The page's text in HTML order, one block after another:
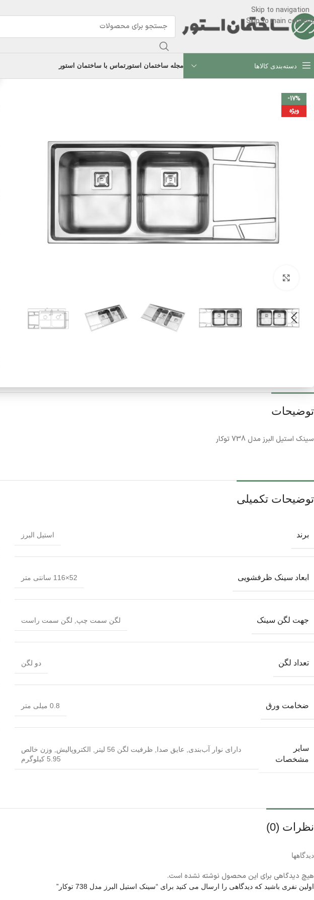
Skip to navigation
Skip to main content
دسته‌بندی کالاها مجله ساختمان استور تماس با ساختمان استور
-17%
ویژه
توضیحات
سینک استیل البرز مدل 738 توکار
توضیحات تکمیلی
برند استیل البرز
ابعاد سینک ظرفشویی 52×116 سانتی متر
جهت لگن سینک لگن سمت چپ, لگن سمت راست
تعداد لگن دو لگن
ضخامت ورق 0.8 میلی متر
سایر
مشخصات
دارای نوار آب‌بندی عایق صدا ظرفیت لگن 56 لیتر الکتروپالیش
وزن خالص
5.95 کیلوگرم
نظرات (0)
دیدگاهها
هیچ دیدگاهی برای این محصول نوشته نشده است.
اولین نفری باشید که دیدگاهی را ارسال می کنید برای “سینک استیل البرز مدل 738 توکار”